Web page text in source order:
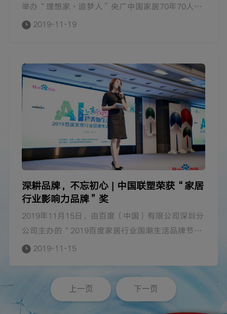
举办“理想家·追梦人”央广中国家居70年70人巡
礼在广州隆重召开，向建国70周年献礼。在巡礼典
席执行官左满伦荣获“中国家居70年70人巡礼首批
企业家”称号。
2019-11-19
深耕品牌，不忘初心 | 中国联塑荣获“家居
行业影响力品牌”奖
2019年11月15日，由百度（中国）有限公司深圳分
公司主办的“2019百度家居行业国潮生活品牌节”
在佛山市希尔顿酒店隆重举行。活动以“AI上新国
AI技术变革日新月异的时代背景出发，探究家居行
业借助AI技术深耕品牌营销的发展道路，并表彰了
一批在行业各方面表现优秀和贡献突出的泛家居企
2019-11-15
上一页 下一页